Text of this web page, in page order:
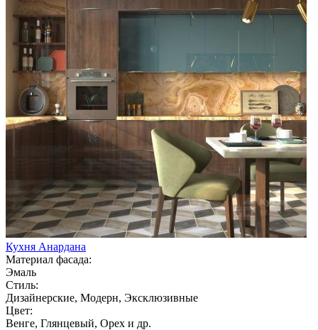
Кухня Анардана
Материал фасада:
Эмаль
Стиль:
Дизайнерские, Модерн, Эксклюзивные
Цвет:
Венге, Глянцевый, Орех и др.